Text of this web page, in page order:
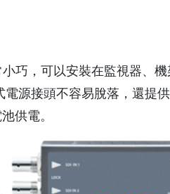
巧，可以安裝在監視器、
源接頭不容易脫落，還提
供電。